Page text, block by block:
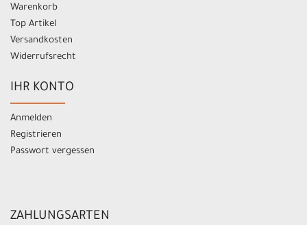
Warenkorb
Top Artikel
Versandkosten
Widerrufsrecht
IHR KONTO
Anmelden
Registrieren
Passwort vergessen
ZAHLUNGSARTEN